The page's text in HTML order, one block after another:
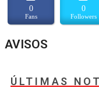
0
Fans
0
Followers
AVISOS
ÚLTIMAS